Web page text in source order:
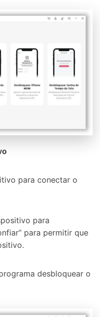
para conectar o
para
para permitir que
desbloquear o